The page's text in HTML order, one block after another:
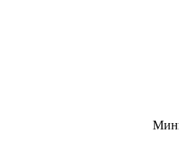
Министерство